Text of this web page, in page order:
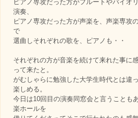
ピアノ専攻だった方がフルートやバイオ
演奏、
ピアノ専攻だった方が声楽を、声楽専攻
で
選曲しそれぞれの歌を、ピアノも・・
それぞれの方が音楽を続けて来れた事に
って来たと。
がむしゃらに勉強した大学生時代とは違
楽しめる。
今日は10回目の演奏同窓会と言うことも
楽ホールを